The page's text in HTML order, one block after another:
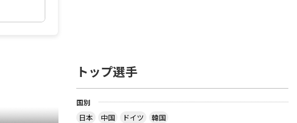
トップ選手
国別
日本
中国 ドイツ
韓国